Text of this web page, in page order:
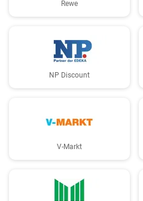
Rewe
NP Discount
V-Markt